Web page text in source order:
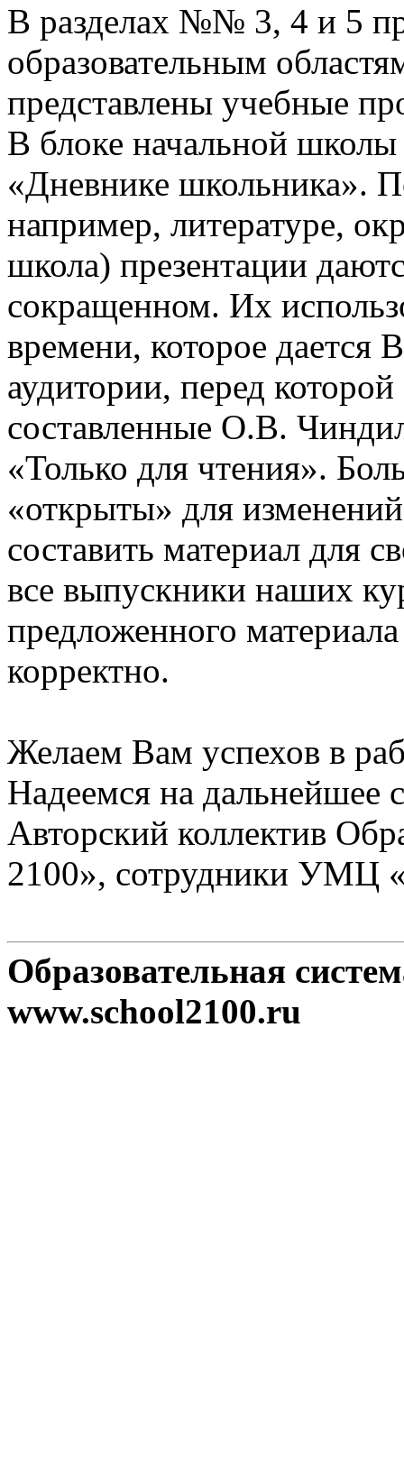
В разделах №№ 3, 4 и 5
образовательным
представлены учебные
В блоке начальной
«Дневнике школьника».
например, литературе,
школа) презентации
сокращенном. Их
времени, которое дается
аудитории, перед
составленные О.В.
«Только для чтения».
«открыты» для
составить материал для
все выпускники наших
предложенного
корректно.
Желаем Вам успехов в
Надеемся на дальнейшее
Авторский коллектив
2100», сотрудники УМЦ
Образовательная
www.school2100.ru